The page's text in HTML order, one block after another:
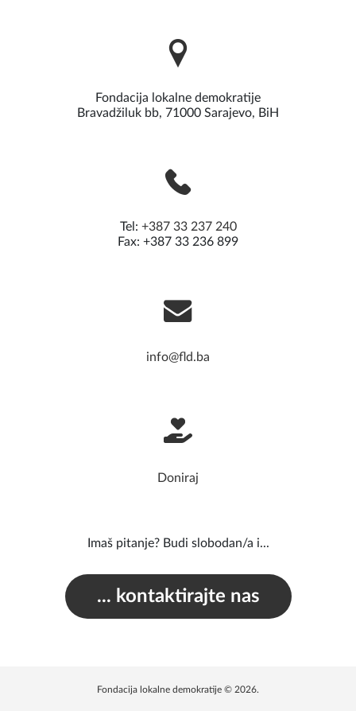
za mlade
Mjesto znanja, podrške i sigurnosti za mlade
Fondacija lokalne demokratije
+387 33 237 240
info@fld.ba
Doniraj